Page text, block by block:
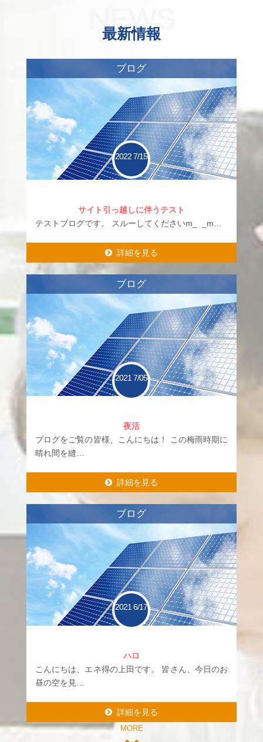
NEWS
最新情報
ブログ
2022 7/15
サイト引っ越しに伴うテスト
テストブログです。 スルーしてくださいm_ _m…
詳細を見る
詳細を見る
ブログ
2021 7/05
夜活
ブログをご覧の皆様、こんにちは！ この梅雨時期に
晴れ間を縫…
詳細を見る
詳細を見る
ブログ
20216/17
ハロ
こんにちは、エネ得の上田です。 皆さん、今日のお
昼の空を見…
詳細を見る
詳細を見る
MORE